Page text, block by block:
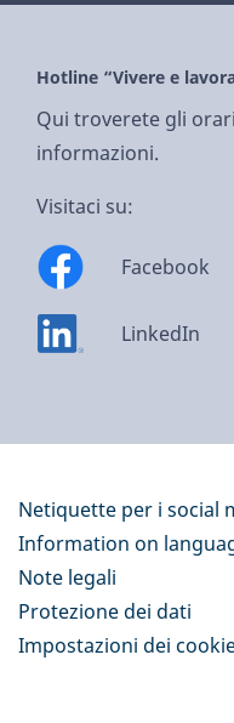
Hotline “Vivere e
Qui troverete gli
informazioni.
Visitaci su:
Facebook
LinkedIn
Netiquette per i social
Information on
Note legali
Protezione dei dati
Impostazioni dei